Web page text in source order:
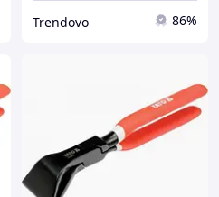
Trendovo 86%